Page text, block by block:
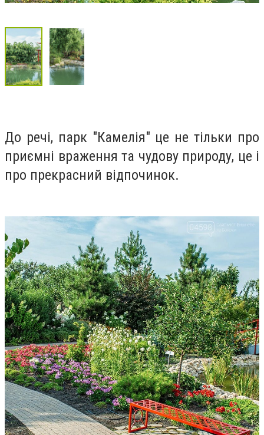
До речі, парк "Камелія" це не тільки про
приємні враження та чудову природу, це і
про прекрасний відпочинок.